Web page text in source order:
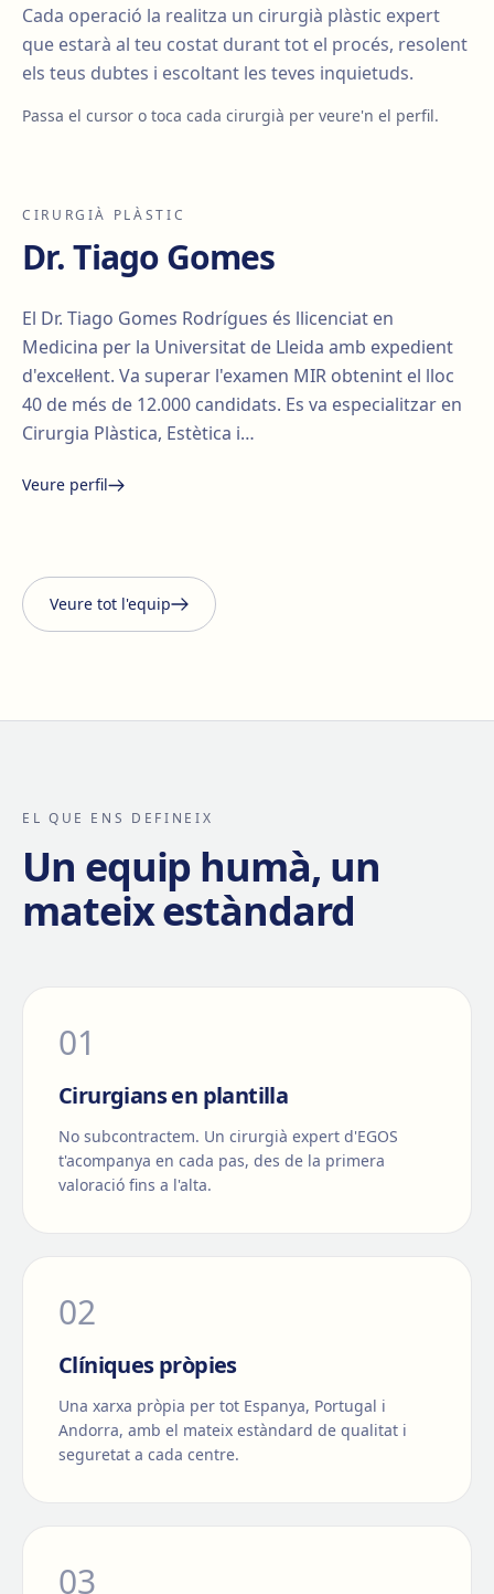
Cada operació la realitza un cirurgià plàstic expert
que estarà al teu costat durant tot el procés, resolent
els teus dubtes i escoltant les teves inquietuds.
Passa el cursor o toca cada cirurgià per veure'n el perfil.
CIRURGIÀ PLÀSTIC
Dr. Tiago Gomes
El Dr. Tiago Gomes Rodrígues és llicenciat en
Medicina per la Universitat de Lleida amb expedient
d'excel·lent. Va superar l'examen MIR obtenint el lloc
40 de més de 12.000 candidats. Es va especialitzar en
Cirurgia Plàstica, Estètica i…
Veure perfil
Veure tot l'equip
EL QUE ENS DEFINEIX
Un equip humà, un
mateix estàndard
01
Cirurgians en plantilla
No subcontractem. Un cirurgià expert d'EGOS
t'acompanya en cada pas, des de la primera
valoració fins a l'alta.
02
Clíniques pròpies
Una xarxa pròpia per tot Espanya, Portugal i
Andorra, amb el mateix estàndard de qualitat i
seguretat a cada centre.
03